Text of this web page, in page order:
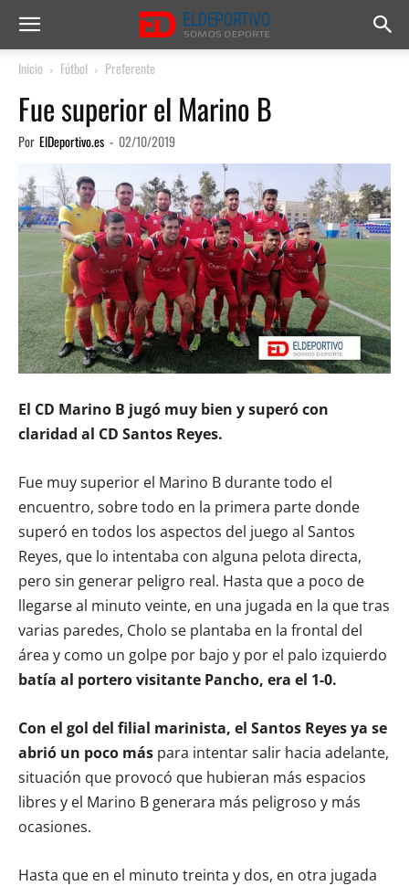
Inicio Fútbol Preferente
Fue superior el Marino B
Por ElDeportivo.es - 02/10/2019
El CD Marino B jugó muy bien y superó con
claridad al CD Santos Reyes.
Fue muy superior el Marino B durante todo el
encuentro, sobre todo en la primera parte donde
superó en todos los aspectos del juego al Santos
Reyes, que lo intentaba con alguna pelota directa,
pero sin generar peligro real. Hasta que a poco de
llegarse al minuto veinte, en una jugada en la que tras
varias paredes, Cholo se plantaba en la frontal del
área y como un golpe por bajo y por el palo izquierdo
batía al portero visitante Pancho, era el 1-0.
Con el gol del filial marinista, el Santos Reyes ya se
abrió un poco más para intentar salir hacia adelante,
situación que provocó que hubieran más espacios
libres y el Marino B generara más peligroso y más
ocasiones.
Hasta que en el minuto treinta y dos, en otra jugada